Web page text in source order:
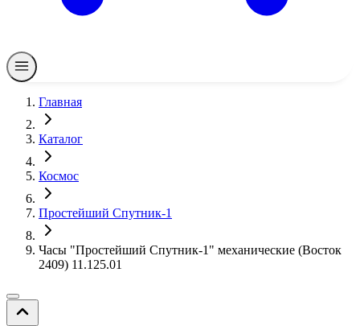
Главная
Каталог
Космос
Простейший Спутник-1
Часы "Простейший Спутник-1" механические (Восток
2409) 11.125.01